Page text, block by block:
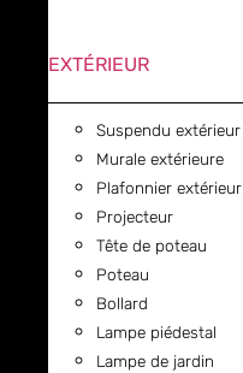
EXTÉRIEUR
Suspendu extérieur
Murale extérieure
Plafonnier extérieur
Projecteur
Tête de poteau
Poteau
Bollard
Lampe piédestal
Lampe de jardin